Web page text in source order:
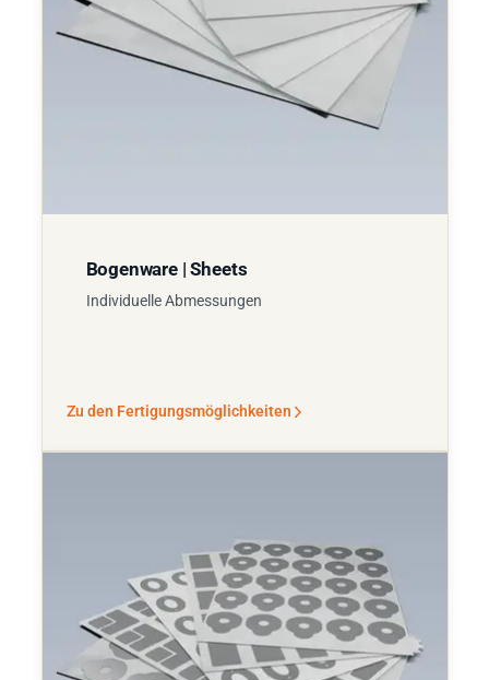
Bogenware | Sheets
Individuelle Abmessungen
Zu den Fertigungsmöglichkeiten